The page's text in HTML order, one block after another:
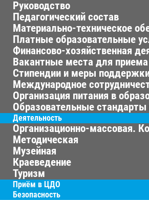
Руководство
Педагогический состав
Материально-техническое
Платные образовательные
Финансово-хозяйственная
Вакантные места для
Стипендии и меры
Международное
Организация питания в
Образовательные стандарты
Деятельность
Организационно-массовая.
Методическая
Музейная
Краеведение
Туризм
Приём в ЦДО
Безопасность